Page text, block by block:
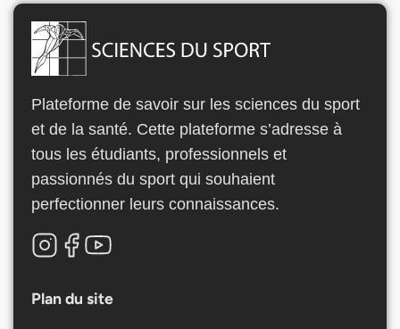
Plateforme de savoir sur les sciences du sport
et de la santé. Cette plateforme s’adresse à
tous les étudiants, professionnels et
passionnés du sport qui souhaient
perfectionner leurs connaissances.
Plan du site